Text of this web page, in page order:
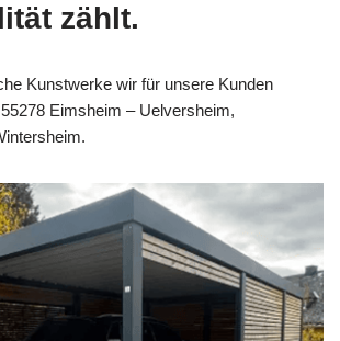
zählt.
Kunstwerke wir für unsere Kunden
Eimsheim – Uelversheim,